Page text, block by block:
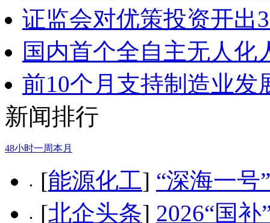
证监会对优策投资开出
国内首个全自主无人化
前10个月支持制造业发
新闻排行
48小时一周本月
[能源化工] “深海一号
[北企头条] 2026“国